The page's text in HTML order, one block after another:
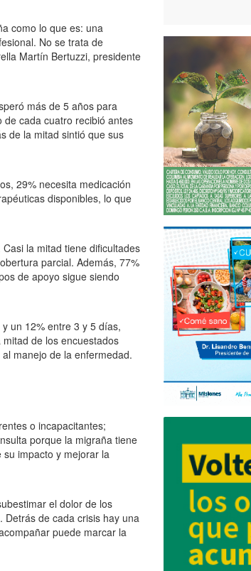
como lo que es: una
No se trata de
Martín Bertuzzi, presidente
más de 5 años para
de cada cuatro recibió antes
de la mitad sintió que sus
29% necesita medicación
disponibles, lo que
la mitad tiene dificultades
parcial. Además, 77%
de apoyo sigue siendo
un 12% entre 3 y 5 días,
de los encuestados
manejo de la enfermedad.
o incapacitantes;
porque la migraña tiene
impacto y mejorar la
el dolor de los
Detrás de cada crisis hay una
puede marcar la